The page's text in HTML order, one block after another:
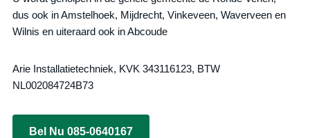
dus ook in Amstelhoek, Mijdrecht, Vinkeveen, Waverveen en
Wilnis en uiteraard ook in Abcoude
Arie Installatietechniek, KVK 343116123, BTW
NL002084724B73
Bel Nu 085-0640167